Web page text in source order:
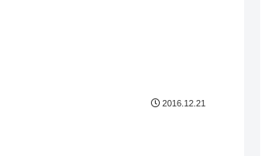
2016.12.21